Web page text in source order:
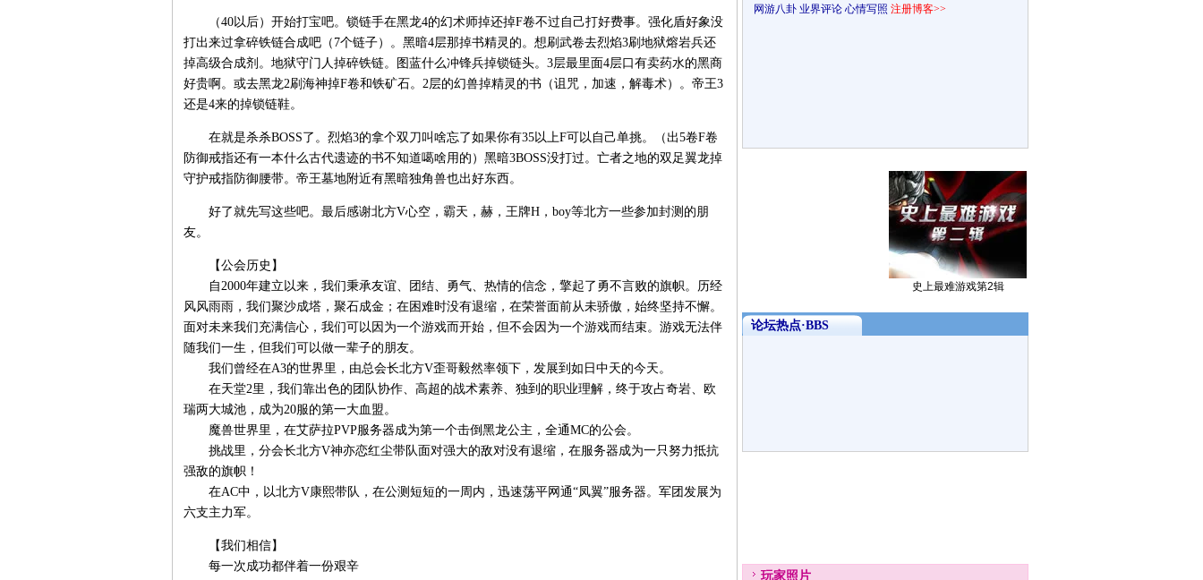
（40以后）开始打宝吧。锁链手在黑龙4的幻术师掉还掉F卷不过自己打好费事。强化盾好象没
打出来过拿碎铁链合成吧（7个链子）。黑暗4层那掉书精灵的。想刷武卷去烈焰3刷地狱熔岩兵还
掉高级合成剂。地狱守门人掉碎铁链。图蓝什么冲锋兵掉锁链头。3层最里面4层口有卖药水的黑商
好贵啊。或去黑龙2刷海神掉F卷和铁矿石。2层的幻兽掉精灵的书（诅咒，加速，解毒术）。帝王3
还是4来的掉锁链鞋。
在就是杀杀BOSS了。烈焰3的拿个双刀叫啥忘了如果你有35以上F可以自己单挑。（出5卷F卷
防御戒指还有一本什么古代遗迹的书不知道噶啥用的）黑暗3BOSS没打过。亡者之地的双足翼龙掉
守护戒指防御腰带。帝王墓地附近有黑暗独角兽也出好东西。
好了就先写这些吧。最后感谢北方V心空，霸天，赫，王牌H，boy等北方一些参加封测的朋
友。
【公会历史】
自2000年建立以来，我们秉承友谊、团结、勇气、热情的信念，擎起了勇不言败的旗帜。历经
风风雨雨，我们聚沙成塔，聚石成金；在困难时没有退缩，在荣誉面前从未骄傲，始终坚持不懈。
面对未来我们充满信心，我们可以因为一个游戏而开始，但不会因为一个游戏而结束。游戏无法伴
随我们一生，但我们可以做一辈子的朋友。
我们曾经在A3的世界里，由总会长北方V歪哥毅然率领下，发展到如日中天的今天。
在天堂2里，我们靠出色的团队协作、高超的战术素养、独到的职业理解，终于攻占奇岩、欧
瑞两大城池，成为20服的第一大血盟。
魔兽世界里，在艾萨拉PVP服务器成为第一个击倒黑龙公主，全通MC的公会。
挑战里，分会长北方V神亦恋红尘带队面对强大的敌对没有退缩，在服务器成为一只努力抵抗
强敌的旗帜！
在AC中，以北方V康熙带队，在公测短短的一周内，迅速荡平网通“凤翼”服务器。军团发展为
六支主力军。
【我们相信】
每一次成功都伴着一份艰辛
网游八卦 业界评论 心情写照 注册博客>>
史上最难游戏第2辑
论坛热点·BBS
玩家照片